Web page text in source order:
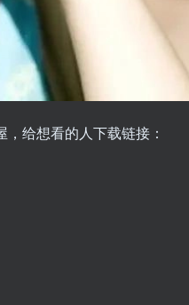
给想看的人下载链接：